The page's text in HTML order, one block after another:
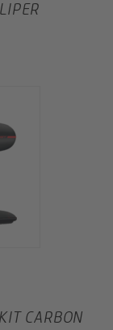
CARBON